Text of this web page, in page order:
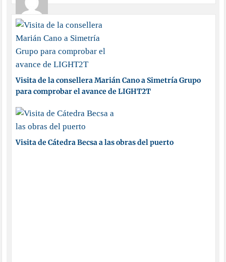
Visita de la consellera Marián Cano a Simetría Grupo
para comprobar el avance de LIGHT2T
Visita de Cátedra Becsa a las obras del puerto